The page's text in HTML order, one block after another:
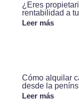
¿Eres
rentabilidad a
Leer más
Cómo alquilar
desde la
Leer más